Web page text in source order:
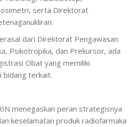
serta Direktorat
dari Direktorat Pengawasan
Psikotropika, dan Prekursor, ada
Obat yang memiliki
bidang terkait.
menegaskan peran strategisnya
keselamatan produk radiofarmaka